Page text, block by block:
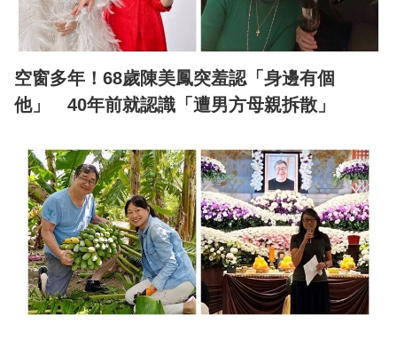
空窗多年！68歲陳美鳳突羞認「身邊有個
他」 40年前就認識「遭男方母親拆散」